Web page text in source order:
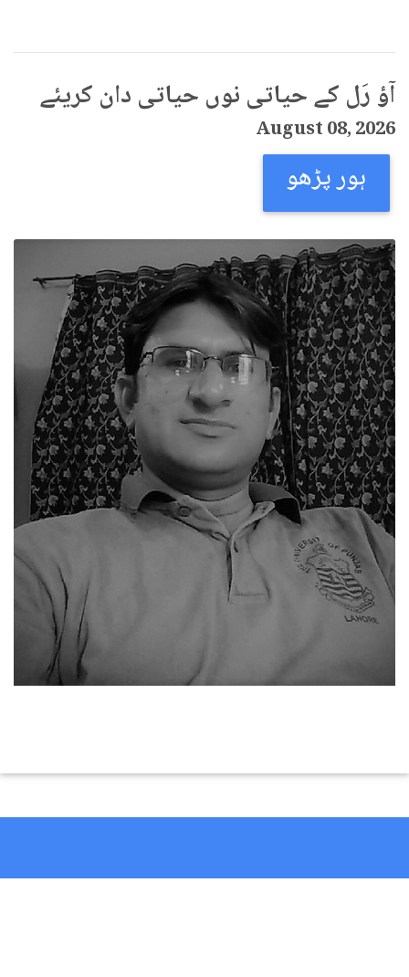
آؤ رَل کے حیاتی نوں حیاتی دان کریئے
August 08, 2026
ہور پڑھو